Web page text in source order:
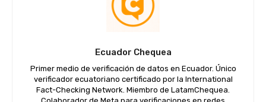
Ecuador Chequea
Primer medio de verificación de datos en Ecuador. Único
verificador ecuatoriano certificado por la International
Fact-Checking Network. Miembro de LatamChequea.